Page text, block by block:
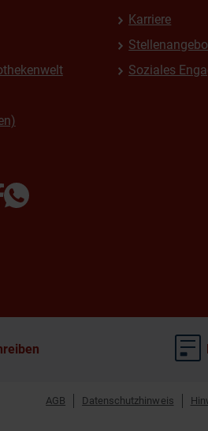
Karriere
Soziales
AGB Datenschutzhinweis